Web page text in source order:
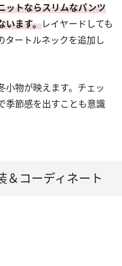
ットならスリムなパンツ
います。レイヤードしても
タートルネックを追加し
小物が映えます。チェッ
季節感を出すことも意識
＆コーディネート